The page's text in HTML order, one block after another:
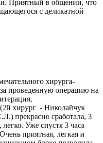
Приятный в общении, что
с деликатной
хирурга-
проведенную операцию на
хирург - Николайчук
прекрасно сработала, 3
Уже спустя 3 часа
приятная, легкая и